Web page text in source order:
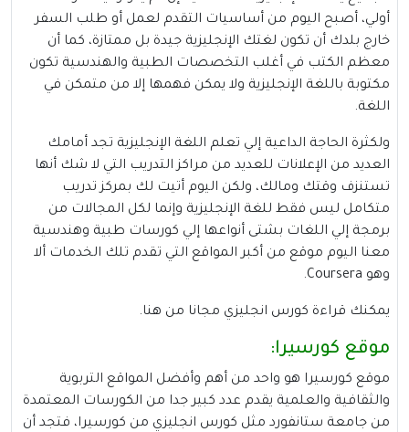
أولي، أصبح اليوم من أساسيات التقدم لعمل أو طلب السفر
خارج بلدك أن تكون لغتك الإنجليزية جيدة بل ممتازة، كما أن
معظم الكتب في أغلب التخصصات الطبية والهندسية تكون
مكتوبة باللغة الإنجليزية ولا يمكن فهمها إلا من متمكن في
اللغة.
ولكثرة الحاجة الداعية إلي تعلم اللغة الإنجليزية تجد أمامك
العديد من الإعلانات للعديد من مراكز التدريب التي لا شك أنها
تستنزف وقتك ومالك، ولكن اليوم أتيت لك بمركز تدريب
متكامل ليس فقط للغة الإنجليزية وإنما لكل المجالات من
برمجة إلي اللغات بشتى أنواعها إلي كورسات طبية وهندسية
معنا اليوم موقع من أكبر المواقع التي تقدم تلك الخدمات ألا
وهو Coursera
.
يمكنك قراءة كورس انجليزي مجانا من هنا.
موقع كورسيرا:
موقع كورسيرا هو واحد من أهم وأفضل المواقع التربوية
والثقافية والعلمية يقدم عدد كبير جدا من الكورسات المعتمدة
من جامعة ستانفورد مثل كورس انجليزي من كورسيرا، فتجد أن